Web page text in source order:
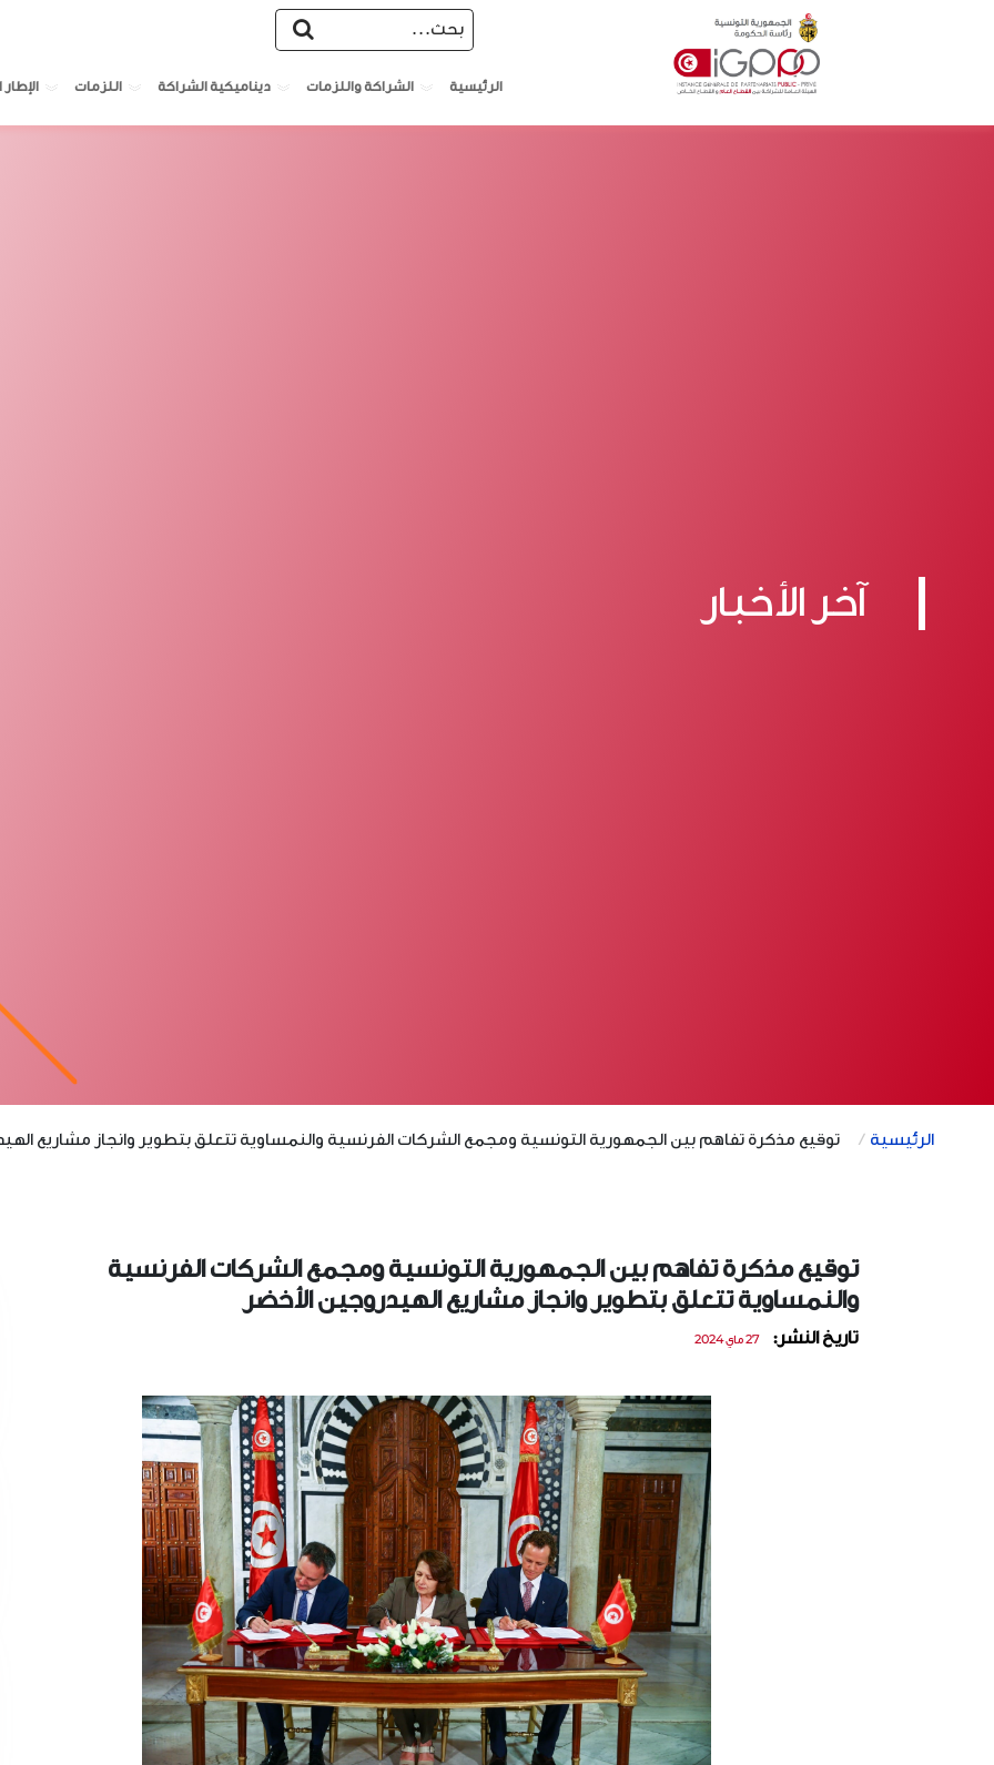
الرئيسية الشراكة واللزمات ديناميكية الشراكة اللزمات الإطار
آخر الأخبار
الرئيسية توقيع مذكرة تفاهم بين الجمهورية التونسية ومجمع الشركات الفرنسية والنمساوية تتعلق بتطوير وانجاز مشاريع
توقيع مذكرة تفاهم بين الجمهورية التونسية ومجمع الشركات الفرنسية
والنمساوية تتعلق بتطوير وانجاز مشاريع الهيدروجين الأخضر
تاريخ النشر: 27 ماي 2024